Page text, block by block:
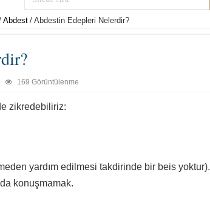
Abdest / Abdestin Edepleri Nelerdir?
169 Görüntülenme
zikredebiliriz:
yardım edilmesi takdirinde bir beis yoktur).
konuşmamak.